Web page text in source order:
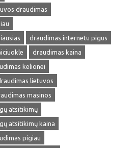
draudimas
draudimas internetu pigus
draudimas kaina
kelionei
lietuvos
masinos
atsitikimų
atsitikimų kaina
pigiau